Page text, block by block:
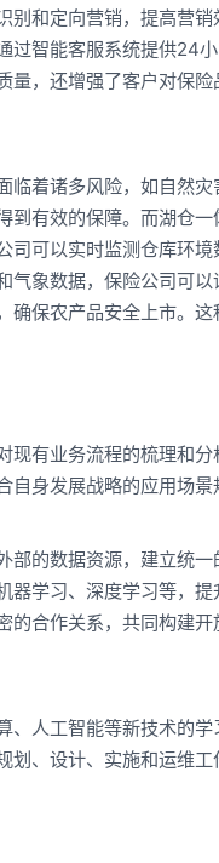
别和定向营销，提高营销
过智能客服系统提供24
量，还增强了客户对保险
临着诸多风险，如自然灾
到有效的保障。而湖仓一
司可以实时监测仓库环境
气象数据，保险公司可以
确保农产品安全上市。这
现有业务流程的梳理和分
身发展战略的应用场景
部的数据资源，建立统一
器学习、深度学习等，提
的合作关系，共同构建开
、人工智能等新技术的学
划、设计、实施和运维工